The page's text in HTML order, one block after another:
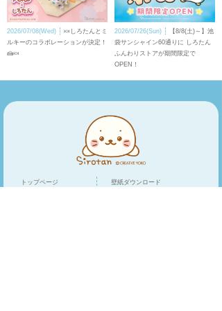
2026/07/08(Wed)
🍬しろたんとミ
ルキーのコラボレーションが決定！
🍰🍬
2026/07/26(Sun)
【8/8(土)～】池
袋サンシャイン60通りに しろたん
ふんわりストアが期間限定で
OPEN！
トップページ 壁紙ダウンロード